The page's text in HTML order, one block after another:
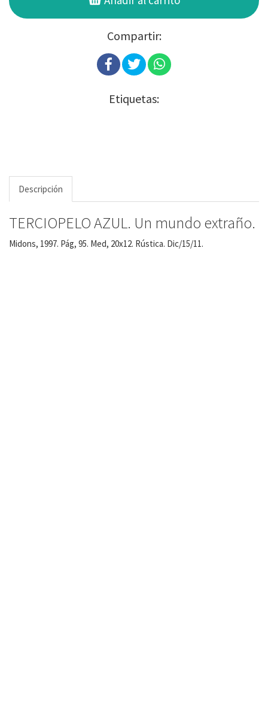
Compartir:
Etiquetas:
Descripción
TERCIOPELO AZUL. Un mundo extraño.
Midons, 1997. Pág, 95. Med, 20x12. Rústica. Dic/15/11.